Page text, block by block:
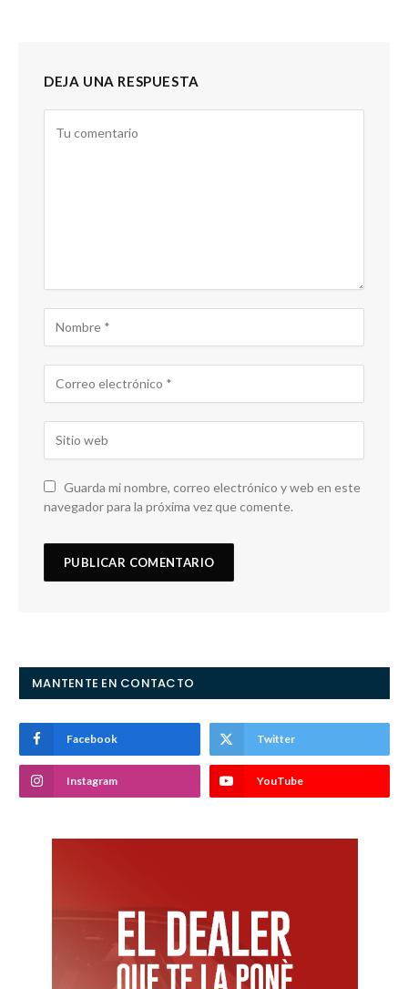
DEJA UNA RESPUESTA
Guarda mi nombre, correo electrónico y web en este
navegador para la próxima vez que comente.
MANTENTE EN CONTACTO
Facebook Twitter
Instagram YouTube